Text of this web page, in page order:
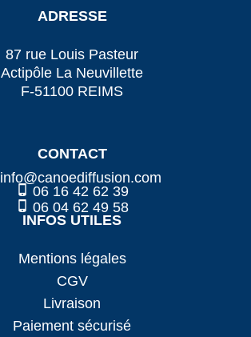
ADRESSE
87 rue Louis Pasteur
Actipôle La Neuvillette
F-51100 REIMS
CONTACT
06 16 42 62 39
06 04 62 49 58
info@canoediffusion.com
INFOS UTILES
Mentions légales
CGV
Livraison
Paiement sécurisé